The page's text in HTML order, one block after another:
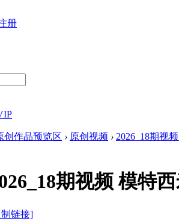
册
创作品预览区 › 原创视频 › 2026_18期视
期视频 模特
链接]